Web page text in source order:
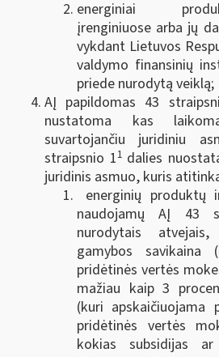
energiniai
įrenginiuose arba jų
vykdant Lietuvos
valdymo finansinių
priede nurodytą veiklą;
AĮ papildomas 43
nustatoma kas
suvartojančiu juridiniu
straipsnio 11 dalies
juridinis asmuo, kuris
energinių produktų
naudojamų AĮ 43
nurodytais
gamybos savikaina
pridėtinės vertės
mažiau kaip 3
(kuri apskaičiuojama
pridėtinės vertės
kokias subsidijas